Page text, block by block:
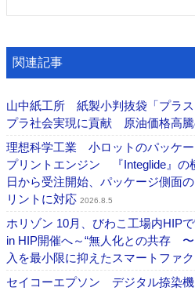
関連記事
山中紙工所 紙製小判抜袋「プラ
プラ社会実現に貢献 原油価格高騰
理想科学工業 小ロットのパッケー
プリントエンジン 『Integlide』の
日から受注開始、パッケージ側面
リントに対応 2026.8.5
ホリゾン 10月、びわこ工場内HIP
in HIP開催へ～“無人化との共存
入を最小限に抑えたスマートファ
セイコーエプソン デジタル捺染機